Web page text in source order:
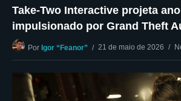
Take-Two Interactive projeta
impulsionado por Grand Theft
Por Igor “Feanor” 21 de maio de 2026